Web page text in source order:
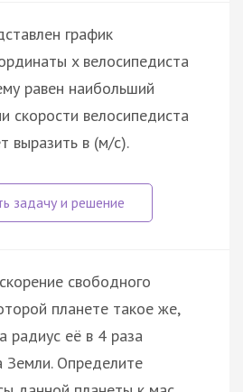
график
x велосипедиста
равен наибольший
скорости велосипедиста
выразить в (м/с).
свободного
планете такое же,
радиус её в 4 раза
Земли. Определите